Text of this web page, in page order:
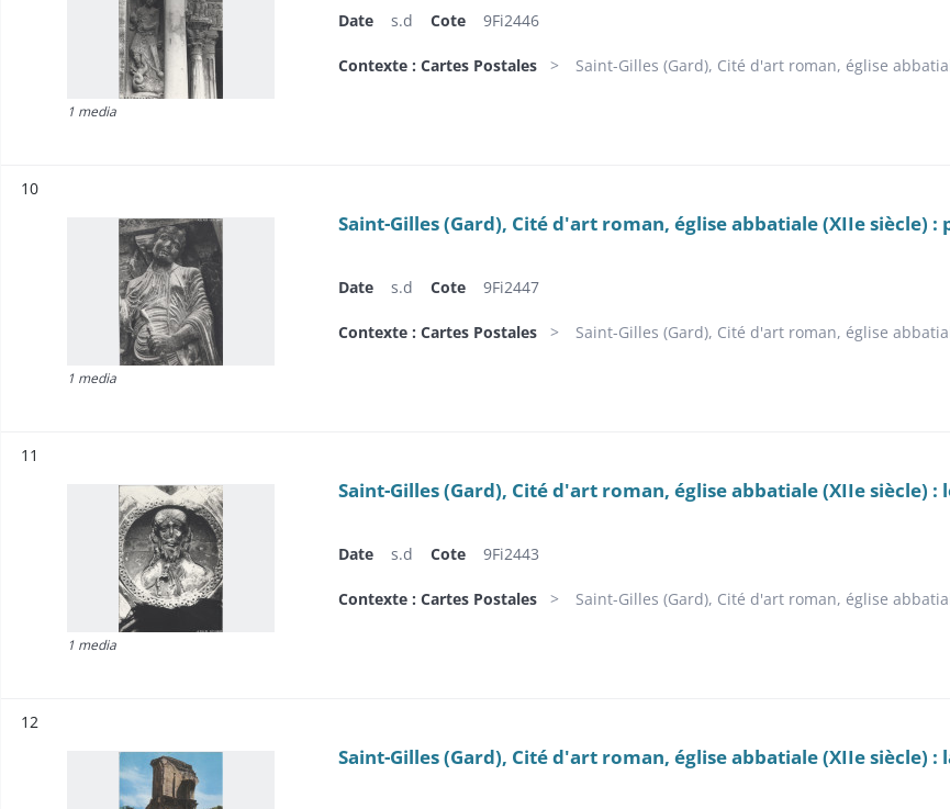
1 media
Date s.d Cote 9Fi2446
Contexte : Cartes Postales Saint-Gilles (Gard), Cité d'art roman, église
10
1 media
Saint-Gilles (Gard), Cité d'art roman, église abbatiale (XIIe siècle)
Date s.d Cote 9Fi2447
Contexte : Cartes Postales Saint-Gilles (Gard), Cité d'art roman, église
11
1 media
Saint-Gilles (Gard), Cité d'art roman, église abbatiale (XIIe siècle)
Date s.d Cote 9Fi2443
Contexte : Cartes Postales Saint-Gilles (Gard), Cité d'art roman, église
12
Saint-Gilles (Gard), Cité d'art roman, église abbatiale (XIIe siècle) :